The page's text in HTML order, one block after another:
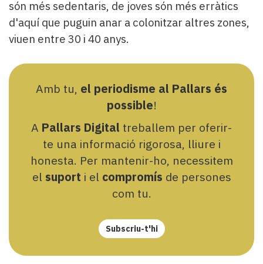
són més sedentaris, de joves són més erràtics
d'aquí que puguin anar a colonitzar altres zones,
viuen entre 30 i 40 anys.
Amb tu, el periodisme al Pallars és
possible!
A Pallars Digital treballem per oferir-
te una informació rigorosa, lliure i
honesta. Per mantenir-ho, necessitem
el suport i el compromís de persones
com tu.
Subscriu-t'hi